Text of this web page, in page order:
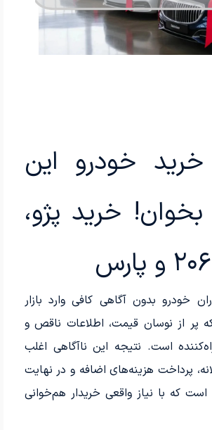
خودرو این
بخوان! خرید پژو،
خودرو بدون آگاهی کافی وارد بازار
پر از نوسان قیمت، اطلاعات ناقص و
است. نتیجه این ناآگاهی اغلب
پرداخت هزینه‌های اضافه و در نهایت
که با نیاز واقعی خریدار هم‌خوانی